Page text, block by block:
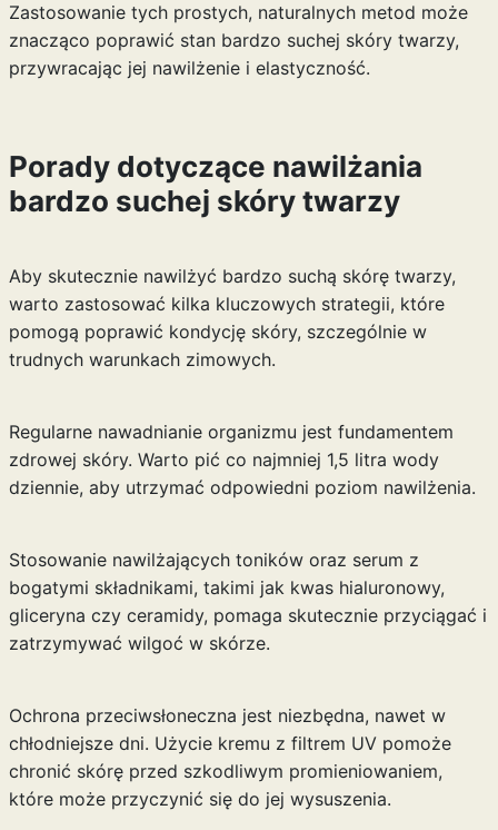
Zastosowanie tych prostych, naturalnych metod może
znacząco poprawić stan bardzo suchej skóry twarzy,
przywracając jej nawilżenie i elastyczność.
Porady dotyczące nawilżania
bardzo suchej skóry twarzy
Aby skutecznie nawilżyć bardzo suchą skórę twarzy,
warto zastosować kilka kluczowych strategii, które
pomogą poprawić kondycję skóry, szczególnie w
trudnych warunkach zimowych.
Regularne nawadnianie organizmu jest fundamentem
zdrowej skóry. Warto pić co najmniej 1,5 litra wody
dziennie, aby utrzymać odpowiedni poziom nawilżenia.
Stosowanie nawilżających toników oraz serum z
bogatymi składnikami, takimi jak kwas hialuronowy,
gliceryna czy ceramidy, pomaga skutecznie przyciągać i
zatrzymywać wilgoć w skórze.
Ochrona przeciwsłoneczna jest niezbędna, nawet w
chłodniejsze dni. Użycie kremu z filtrem UV pomoże
chronić skórę przed szkodliwym promieniowaniem,
które może przyczynić się do jej wysuszenia.